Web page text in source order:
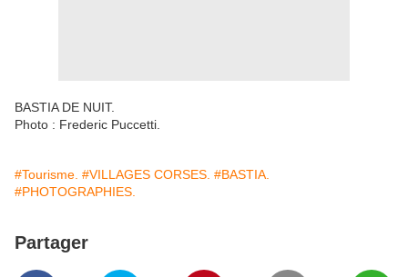
BASTIA DE NUIT.
Photo : Frederic Puccetti.
#Tourisme. #VILLAGES CORSES. #BASTIA.
#PHOTOGRAPHIES.
Partager